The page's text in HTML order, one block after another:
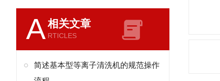
A相关文章
RTICLES
简述基本型等离子清洗机的规范操作